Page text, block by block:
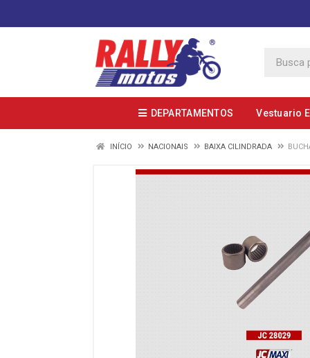
DEPARTAMENTOS Vestuario
INÍCIO NACIONAIS BAIXA CILINDRADA